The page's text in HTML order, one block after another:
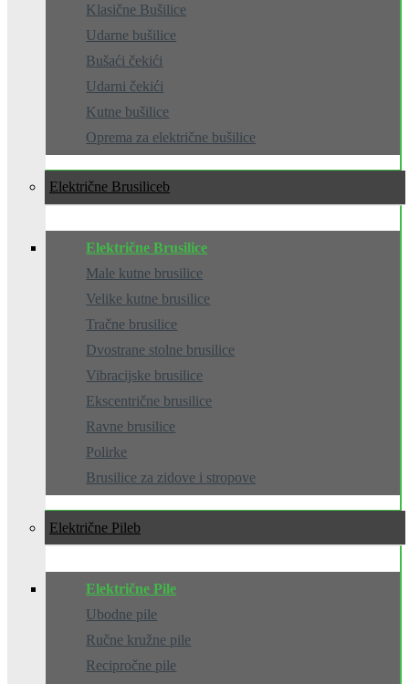
Klasične Bušilice
Udarne bušilice
Bušaći čekići
Udarni čekići
Kutne bušilice
Oprema za električne bušilice
Električne Brusilice
Električne Brusilice
Male kutne brusilice
Velike kutne brusilice
Tračne brusilice
Dvostrane stolne brusilice
Vibracijske brusilice
Ekscentrične brusilice
Ravne brusilice
Polirke
Brusilice za zidove i stropove
Električne Pile
Električne Pile
Ubodne pile
Ručne kružne pile
Recipročne pile